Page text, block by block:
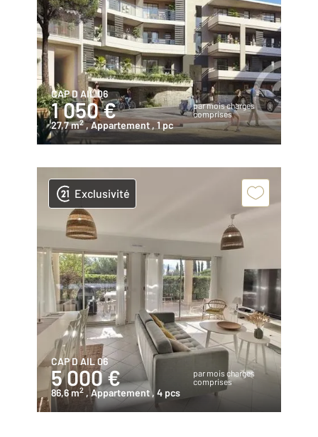
CAP D AIL 06
1 050 €
par mois charges
comprises
27,7 m2 , Appartement , 1 pc
Exclusivité
CAP D AIL 06
5 000 €
par mois charges
comprises
86,6 m2 , Appartement, 4 pcs